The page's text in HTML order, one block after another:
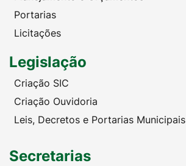
Portarias
Licitações
Legislação
Criação SIC
Criação Ouvidoria
Leis, Decretos e Portarias Municipais
Secretarias